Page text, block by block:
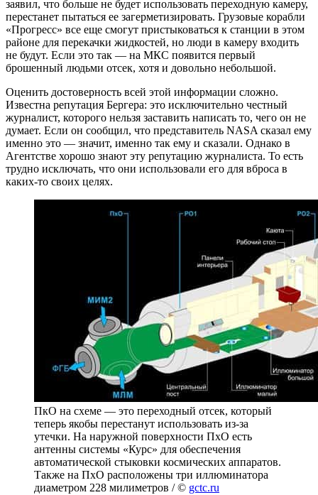
заявил, что больше не будет использовать переходную камеру,
перестанет пытаться ее загерметизировать. Грузовые корабли
«Прогресс» все еще смогут пристыковаться к станции в этом
районе для перекачки жидкостей, но люди в камеру входить
не будут. Если это так — на МКС появится первый
брошенный людьми отсек, хотя и довольно небольшой.
Оценить достоверность всей этой информации сложно.
Известна репутация Бергера: это исключительно честный
журналист, которого нельзя заставить написать то, чего он не
думает. Если он сообщил, что представитель NASA сказал ему
именно это — значит, именно так ему и сказали. Однако в
Агентстве хорошо знают эту репутацию журналиста. То есть
трудно исключать, что они использовали его для вброса в
каких-то своих целях.
ПкО на схеме — это переходный отсек, который
теперь якобы перестанут использовать из-за
утечки. На наружной поверхности ПхО есть
антенны системы «Курс» для обеспечения
автоматической стыковки космических аппаратов.
Также на ПхО расположены три иллюминатора
диаметром 228 милиметров / © gctc.ru